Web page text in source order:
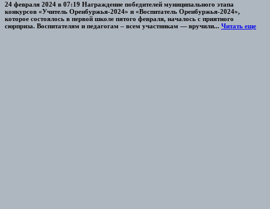
24 февраля 2024 в 07:19 Награждение победителей муниципального этапа
конкурсов «Учитель Оренбуржья-2024» и «Воспитатель Оренбуржья-2024»,
которое состоялось в первой школе пятого февраля, началось с приятного
сюрприза. Воспитателям и педагогам – всем участникам — вручили... Читать еще